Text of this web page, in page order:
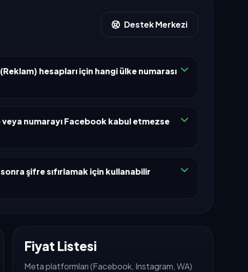
Destek Merkezi
hesapları için hangi ülke numarası
numarayı Facebook kabul etmezse
şifre sıfırlamak için kullanabilir
Fiyat Listesi
Meta platformları (Facebook, Instagram, WA)